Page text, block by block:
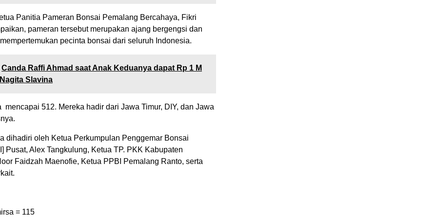
Panitia Pameran Bonsai Pemalang Bercahaya, Fikri
pameran tersebut merupakan ajang bergengsi dan
pecinta bonsai dari seluruh Indonesia.
Canda Raffi Ahmad saat Anak Keduanya dapat Rp 1 M
Slavina
mencapai 512. Mereka hadir dari Jawa Timur, DIY, dan Jawa
dihadiri oleh Ketua Perkumpulan Penggemar Bonsai
Pusat, Alex Tangkulung, Ketua TP. PKK Kabupaten
Faidzah Maenofie, Ketua PPBI Pemalang Ranto, serta
= 115